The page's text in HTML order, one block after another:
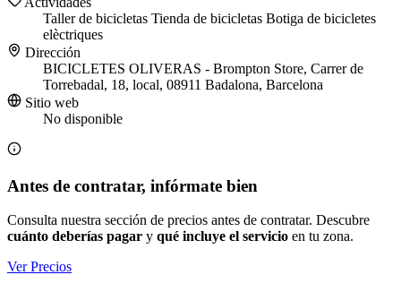
Taller de bicicletas Tienda de bicicletas Botiga de bicicletes
elèctriques
Dirección
BICICLETES OLIVERAS - Brompton Store, Carrer de
Torrebadal, 18, local, 08911 Badalona, Barcelona
Sitio web
No disponible
Antes de contratar, infórmate bien
Consulta nuestra sección de precios antes de contratar. Descubre
cuánto deberías pagar y qué incluye el servicio en tu zona.
Ver Precios